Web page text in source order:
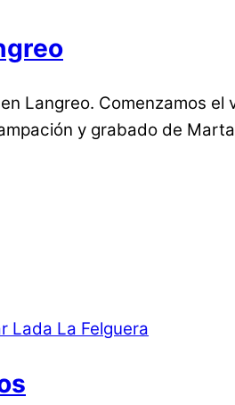
Langreo. Comenzamos el
y grabado de